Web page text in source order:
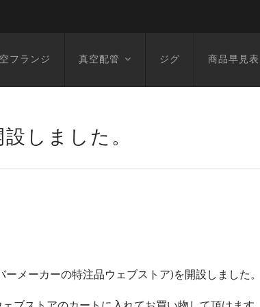
フランジ 真空配管 ジグ 商品早見表
設しました。
ーメーカーの特注品ウェブストア)を開設しました。